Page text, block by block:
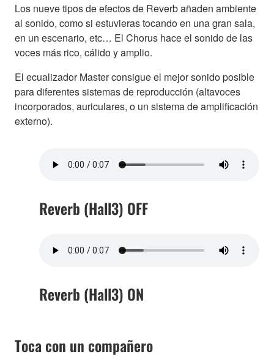
Los nueve tipos de efectos de Reverb añaden ambiente
al sonido, como si estuvieras tocando en una gran sala,
en un escenario, etc… El Chorus hace el sonido de las
voces más rico, cálido y amplio.
El ecualizador Master consigue el mejor sonido posible
para diferentes sistemas de reproducción (altavoces
incorporados, auriculares, o un sistema de amplificación
externo).
Reverb (Hall3) OFF
Reverb (Hall3) ON
Toca con un compañero